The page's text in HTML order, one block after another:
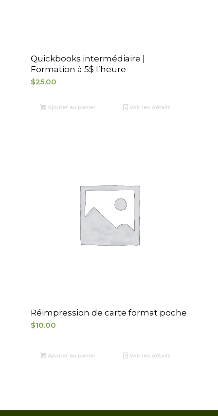
Quickbooks intermédiaire |
Formation à 5$ l’heure
$25.00
Ajouter au panier Voir les détails
Réimpression de carte format poche
$10.00
Ajouter au panier Voir les détails